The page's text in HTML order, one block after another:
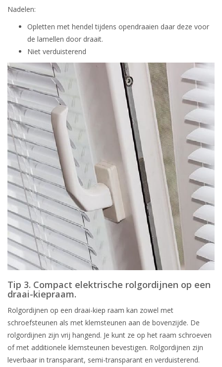
Nadelen:
Opletten met hendel tijdens opendraaien daar deze voor
de lamellen door draait.
Niet verduisterend
Tip 3. Compact elektrische rolgordijnen op een
draai-kiepraam.
Rolgordijnen op een draai-kiep raam kan zowel met
schroefsteunen als met klemsteunen aan de bovenzijde. De
rolgordijnen zijn vrij hangend. Je kunt ze op het raam schroeven
of met additionele klemsteunen bevestigen. Rolgordijnen zijn
leverbaar in transparant, semi-transparant en verduisterend.